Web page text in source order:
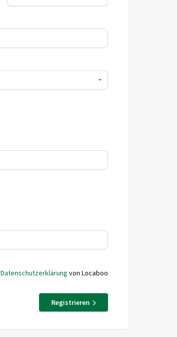
Datenschutzerklärung von Locaboo
Registrieren